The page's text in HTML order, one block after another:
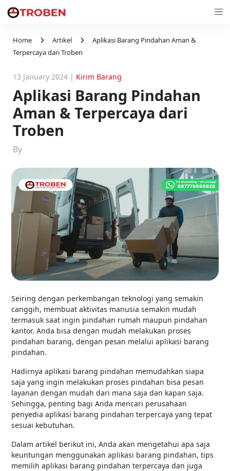
Home Artikel
Aplikasi Barang Pindahan Aman &
Terpercaya dari Troben
13 January 2024 | Kirim Barang
Aplikasi Barang Pindahan
Aman & Terpercaya dari
Troben
By
Seiring dengan perkembangan teknologi yang semakin
canggih, membuat aktivitas manusia semakin mudah
termasuk saat ingin pindahan rumah maupun pindahan
kantor. Anda bisa dengan mudah melakukan proses
pindahan barang, dengan pesan melalui aplikasi barang
pindahan.
Hadirnya aplikasi barang pindahan memudahkan siapa
saja yang ingin melakukan proses pindahan bisa pesan
layanan dengan mudah dari mana saja dan kapan saja.
Sehingga, penting bagi Anda mencari perusahaan
penyedia aplikasi barang pindahan terpercaya yang tepat
sesuai kebutuhan.
Dalam artikel berikut ini, Anda akan mengetahui apa saja
keuntungan menggunakan aplikasi barang pindahan, tips
memilih aplikasi barang pindahan terpercaya dan juga